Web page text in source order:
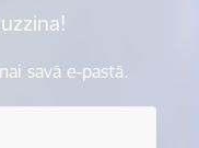
savā e-pastā.